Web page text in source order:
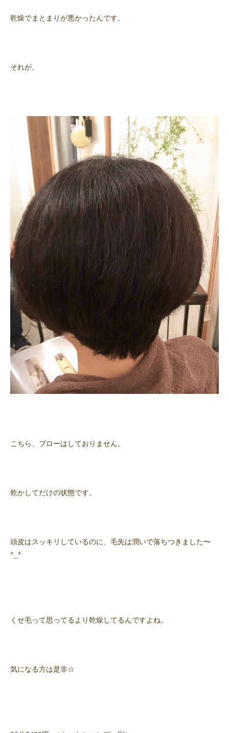
乾燥でまとまりが悪かったんです。
それが。
こちら、ブローはしておりません。
乾かしてだけの状態です。
頭皮はスッキリしているのに、毛先は潤いで落ちつきました〜
^_^
くせ毛って思ってるより乾燥してるんですよね。
気になる方は是非☆